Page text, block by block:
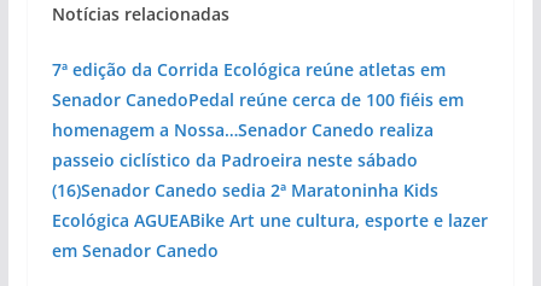
Notícias relacionadas
7ª edição da Corrida Ecológica reúne atletas em
Senador CanedoPedal reúne cerca de 100 fiéis em
homenagem a Nossa…Senador Canedo realiza
passeio ciclístico da Padroeira neste sábado
(16)Senador Canedo sedia 2ª Maratoninha Kids
Ecológica AGUEABike Art une cultura, esporte e lazer
em Senador Canedo